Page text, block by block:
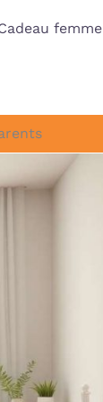
femme